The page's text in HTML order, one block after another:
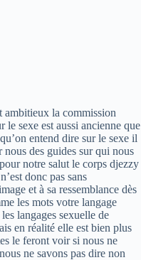
ambitieux la commission
sexe est aussi ancienne que
entend dire sur le sexe il
nous des guides sur qui nous
notre salut le corps djezzy
donc pas sans
et à sa ressemblance dès
les mots votre langage
langages sexuelle de
en réalité elle est bien plus
le feront voir si nous ne
ne savons pas dire non